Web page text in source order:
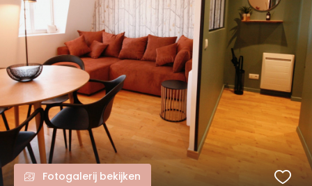
Fotogalerij bekijken